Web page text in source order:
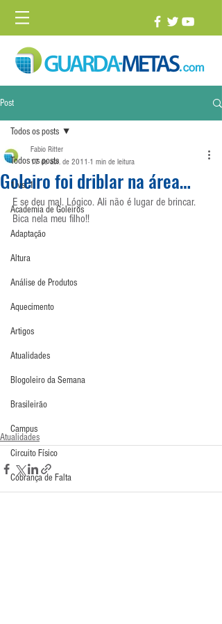
Post
Todos os posts
1 vs. 1
Academia de Goleiros
Adaptação
Altura
Análise de Produtos
Aquecimento
Artigos
Atualidades
Blogoleiro da Semana
Brasileirão
Campus
Circuito Físico
Cobrança de Falta
Todos os posts
Goleiro foi driblar na área…
Fabio Ritter
17 de abr. de 2011 1 min de leitura
E se deu mal. Lógico. Ali não é lugar de brincar.
Bica nela meu filho!!
Atualidades